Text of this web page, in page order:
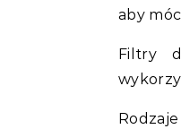
aby
Filtry